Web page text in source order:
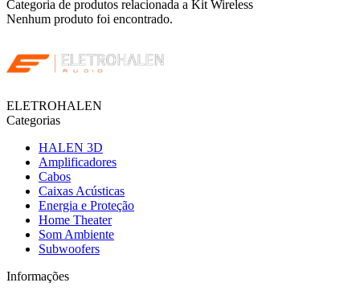
Categoria de produtos relacionada a Kit Wireless
Nenhum produto foi encontrado.
ELETROHALEN
Categorias
HALEN 3D
Amplificadores
Cabos
Caixas Acústicas
Energia e Proteção
Home Theater
Som Ambiente
Subwoofers
Informações